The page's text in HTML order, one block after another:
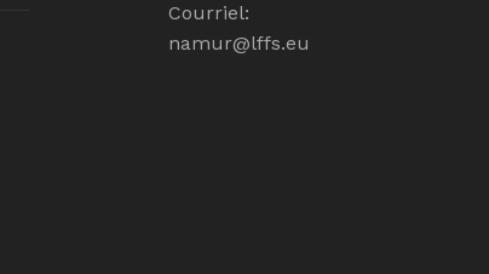
Courriel:
namur@lffs.eu